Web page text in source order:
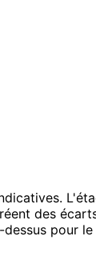
des
pour